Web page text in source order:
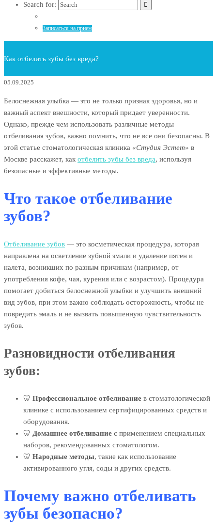
Search for:
Записаться на прием
Как отбелить зубы без вреда?
05.09.2025
Белоснежная улыбка — это не только признак здоровья, но и
важный аспект внешности, который придает уверенности.
Однако, прежде чем использовать различные методы
отбеливания зубов, важно помнить, что не все они безопасны. В
этой статье стоматологическая клиника «Студия Эстет» в
Москве расскажет, как отбелить зубы без вреда, используя
безопасные и эффективные методы.
Что такое отбеливание
зубов?
Отбеливание зубов — это косметическая процедура, которая
направлена на осветление зубной эмали и удаление пятен и
налета, возникших по разным причинам (например, от
употребления кофе, чая, курения или с возрастом). Процедура
помогает добиться белоснежной улыбки и улучшить внешний
вид зубов, при этом важно соблюдать осторожность, чтобы не
повредить эмаль и не вызвать повышенную чувствительность
зубов.
Разновидности отбеливания
зубов:
🦷 Профессиональное отбеливание в стоматологической
клинике с использованием сертифицированных средств и
оборудования.
🦷 Домашнее отбеливание с применением специальных
наборов, рекомендованных стоматологом.
🦷 Народные методы, такие как использование
активированного угля, соды и других средств.
Почему важно отбеливать
зубы безопасно?